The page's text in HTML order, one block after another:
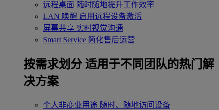
远程桌面 随时随地提升工作效率
LAN 唤醒 启用远程设备激活
屏幕共享 实时视觉沟通
Smart Service 简化售后运营
按需求划分 适用于不同团队的热门解
决方案
个人非商业用途 随时、随地访问设备